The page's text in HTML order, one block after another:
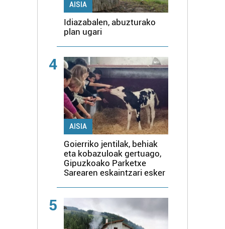
AISIA
Idiazabalen, abuzturako
plan ugari
4
AISIA
Goierriko jentilak, behiak
eta kobazuloak gertuago,
Gipuzkoako Parketxe
Sarearen eskaintzari esker
5